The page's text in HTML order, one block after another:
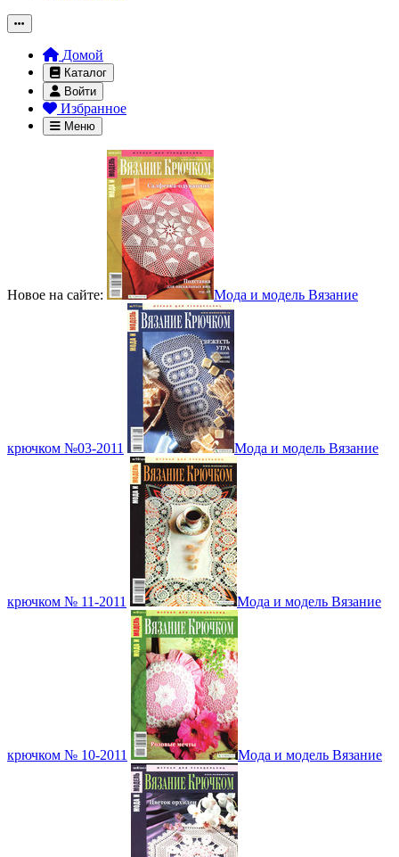
Домой
Каталог
Войти
Избранное
Меню
Новое на сайте: Мода и модель Вязание
крючком №03-2011 Мода и модель Вязание
крючком № 11-2011 Мода и модель Вязание
крючком № 10-2011 Мода и модель Вязание